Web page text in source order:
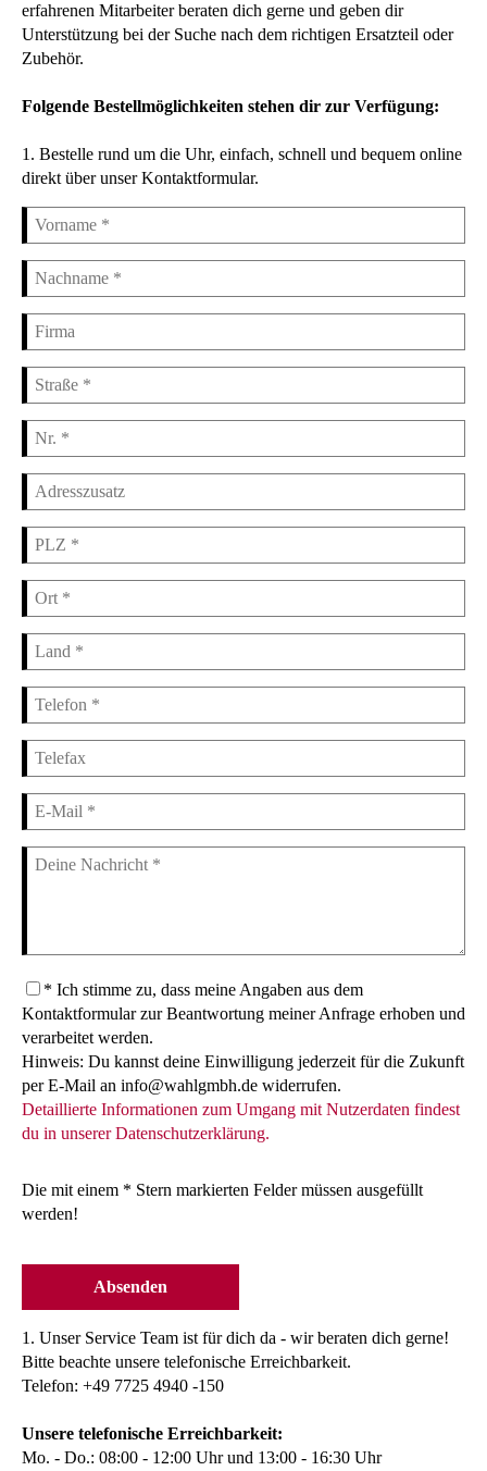
erfahrenen Mitarbeiter beraten dich gerne und geben dir
Unterstützung bei der Suche nach dem richtigen Ersatzteil oder
Zubehör.
Folgende Bestellmöglichkeiten stehen dir zur Verfügung:
1. Bestelle rund um die Uhr, einfach, schnell und bequem online
direkt über unser Kontaktformular.
* Ich stimme zu, dass meine Angaben aus dem
Kontaktformular zur Beantwortung meiner Anfrage erhoben und
verarbeitet werden.
Hinweis: Du kannst deine Einwilligung jederzeit für die Zukunft
per E-Mail an info@wahlgmbh.de widerrufen.
Detaillierte Informationen zum Umgang mit Nutzerdaten findest
du in unserer Datenschutzerklärung.
Die mit einem * Stern markierten Felder müssen ausgefüllt
werden!
Absenden
1. Unser Service Team ist für dich da - wir beraten dich gerne!
Bitte beachte unsere telefonische Erreichbarkeit.
Telefon: +49 7725 4940 -150
Unsere telefonische Erreichbarkeit:
Mo. - Do.: 08:00 - 12:00 Uhr und 13:00 - 16:30 Uhr